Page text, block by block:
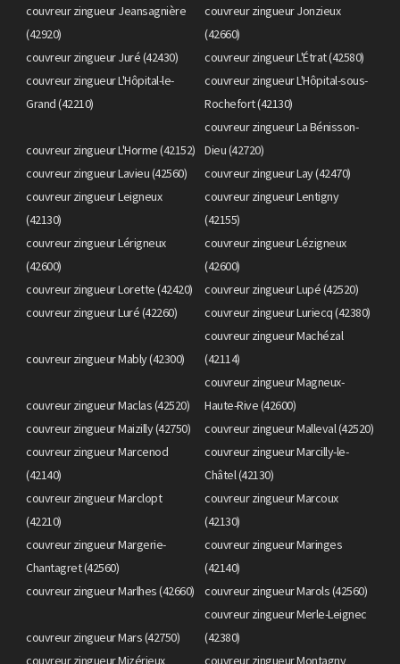
couvreur zingueur Jeansagnière
(42920)
couvreur zingueur Jonzieux
(42660)
couvreur zingueur Juré (42430)
couvreur zingueur L'Étrat (42580)
couvreur zingueur L'Hôpital-le-
Grand (42210)
couvreur zingueur L'Hôpital-sous-
Rochefort (42130)
couvreur zingueur L'Horme (42152)
couvreur zingueur La Bénisson-
Dieu (42720)
couvreur zingueur Lavieu (42560)
couvreur zingueur Lay (42470)
couvreur zingueur Leigneux
(42130)
couvreur zingueur Lentigny
(42155)
couvreur zingueur Lérigneux
(42600)
couvreur zingueur Lézigneux
(42600)
couvreur zingueur Lorette (42420)
couvreur zingueur Lupé (42520)
couvreur zingueur Luré (42260)
couvreur zingueur Luriecq (42380)
couvreur zingueur Mably (42300)
couvreur zingueur Machézal
(42114)
couvreur zingueur Maclas (42520)
couvreur zingueur Magneux-
Haute-Rive (42600)
couvreur zingueur Maizilly (42750)
couvreur zingueur Malleval (42520)
couvreur zingueur Marcenod
(42140)
couvreur zingueur Marcilly-le-
Châtel (42130)
couvreur zingueur Marclopt
(42210)
couvreur zingueur Marcoux
(42130)
couvreur zingueur Margerie-
Chantagret (42560)
couvreur zingueur Maringes
(42140)
couvreur zingueur Marlhes (42660)
couvreur zingueur Marols (42560)
couvreur zingueur Mars (42750)
couvreur zingueur Merle-Leignec
(42380)
couvreur zingueur Mizérieux
couvreur zingueur Montagny